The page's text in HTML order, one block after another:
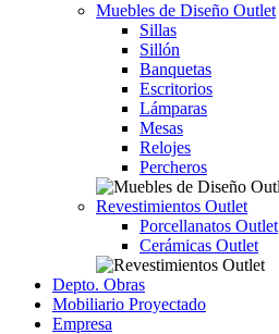
Muebles de Diseño Outlet
Sillas
Sillón
Banquetas
Escritorios
Lámparas
Mesas
Relojes
Percheros
Revestimientos Outlet
Porcellanatos Outlet
Cerámicas Outlet
Depto. Obras
Mobiliario Proyectado
Empresa